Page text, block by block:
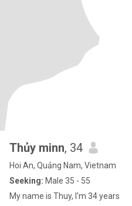
Thủy minn, 34
Hoi An, Quảng Nam, Vietnam
Seeking: Male 35 - 55
My name is Thuy, I'm 34 years